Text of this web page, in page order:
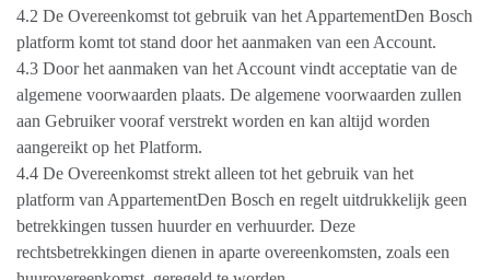
4.2 De Overeenkomst tot gebruik van het AppartementDen Bosch
platform komt tot stand door het aanmaken van een Account.
4.3 Door het aanmaken van het Account vindt acceptatie van de
algemene voorwaarden plaats. De algemene voorwaarden zullen
aan Gebruiker vooraf verstrekt worden en kan altijd worden
aangereikt op het Platform.
4.4 De Overeenkomst strekt alleen tot het gebruik van het
platform van AppartementDen Bosch en regelt uitdrukkelijk geen
betrekkingen tussen huurder en verhuurder. Deze
rechtsbetrekkingen dienen in aparte overeenkomsten, zoals een